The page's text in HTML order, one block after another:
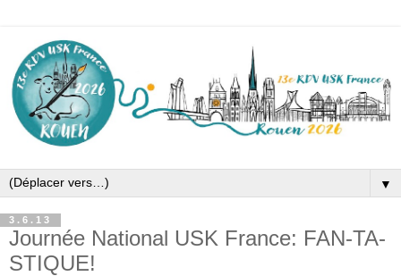
▼
3.6.13
Journée National USK France: FAN-TA-
STIQUE!